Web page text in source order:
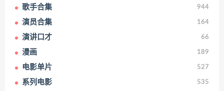
歌手合集 944
演员合集 164
演讲口才 66
漫画 189
电影单片 527
系列电影 535